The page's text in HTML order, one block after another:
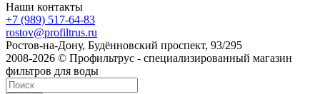
Наши контакты
+7 (989) 517-64-83
rostov@profiltrus.ru
Ростов-на-Дону, Будённовский проспект, 93/295
2008-2026 © Профильтрус - специализированный магазин
фильтров для воды